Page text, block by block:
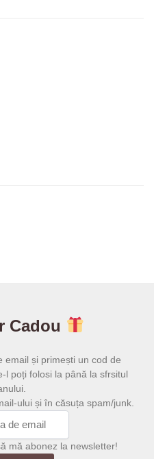
Cadou
email și primești un cod de
l poți folosi la până la sfrsitul
ului și în căsuța spam/junk.
mă abonez la newsletter!